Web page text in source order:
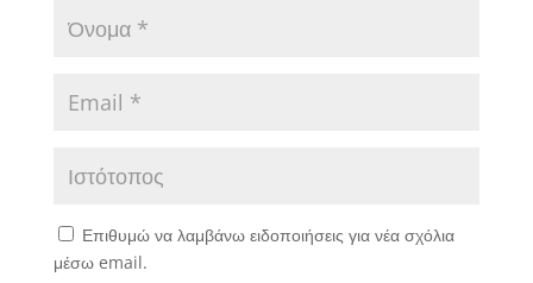
Επιθυμώ να λαμβάνω ειδοποιήσεις για νέα σχόλια
μέσω email.